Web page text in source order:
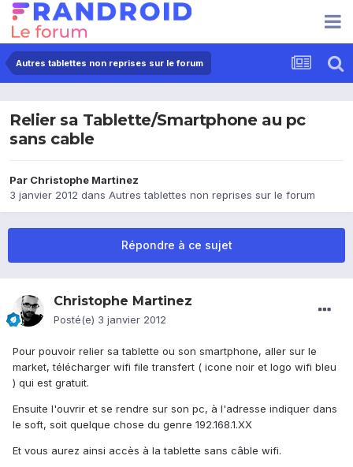
Autres tablettes non reprises sur le forum
Relier sa Tablette/Smartphone au pc
sans cable
Par Christophe Martinez
3 janvier 2012 dans Autres tablettes non reprises sur le forum
Répondre à ce sujet
Christophe Martinez
Posté(e) 3 janvier 2012
Pour pouvoir relier sa tablette ou son smartphone, aller sur le
market, télécharger wifi file transfert ( icone noir et logo wifi bleu
) qui est gratuit.
Ensuite l'ouvrir et se rendre sur son pc, à l'adresse indiquer dans
le soft, soit quelque chose du genre 192.168.1.XX
Et vous aurez ainsi accès à la tablette sans câble wifi.